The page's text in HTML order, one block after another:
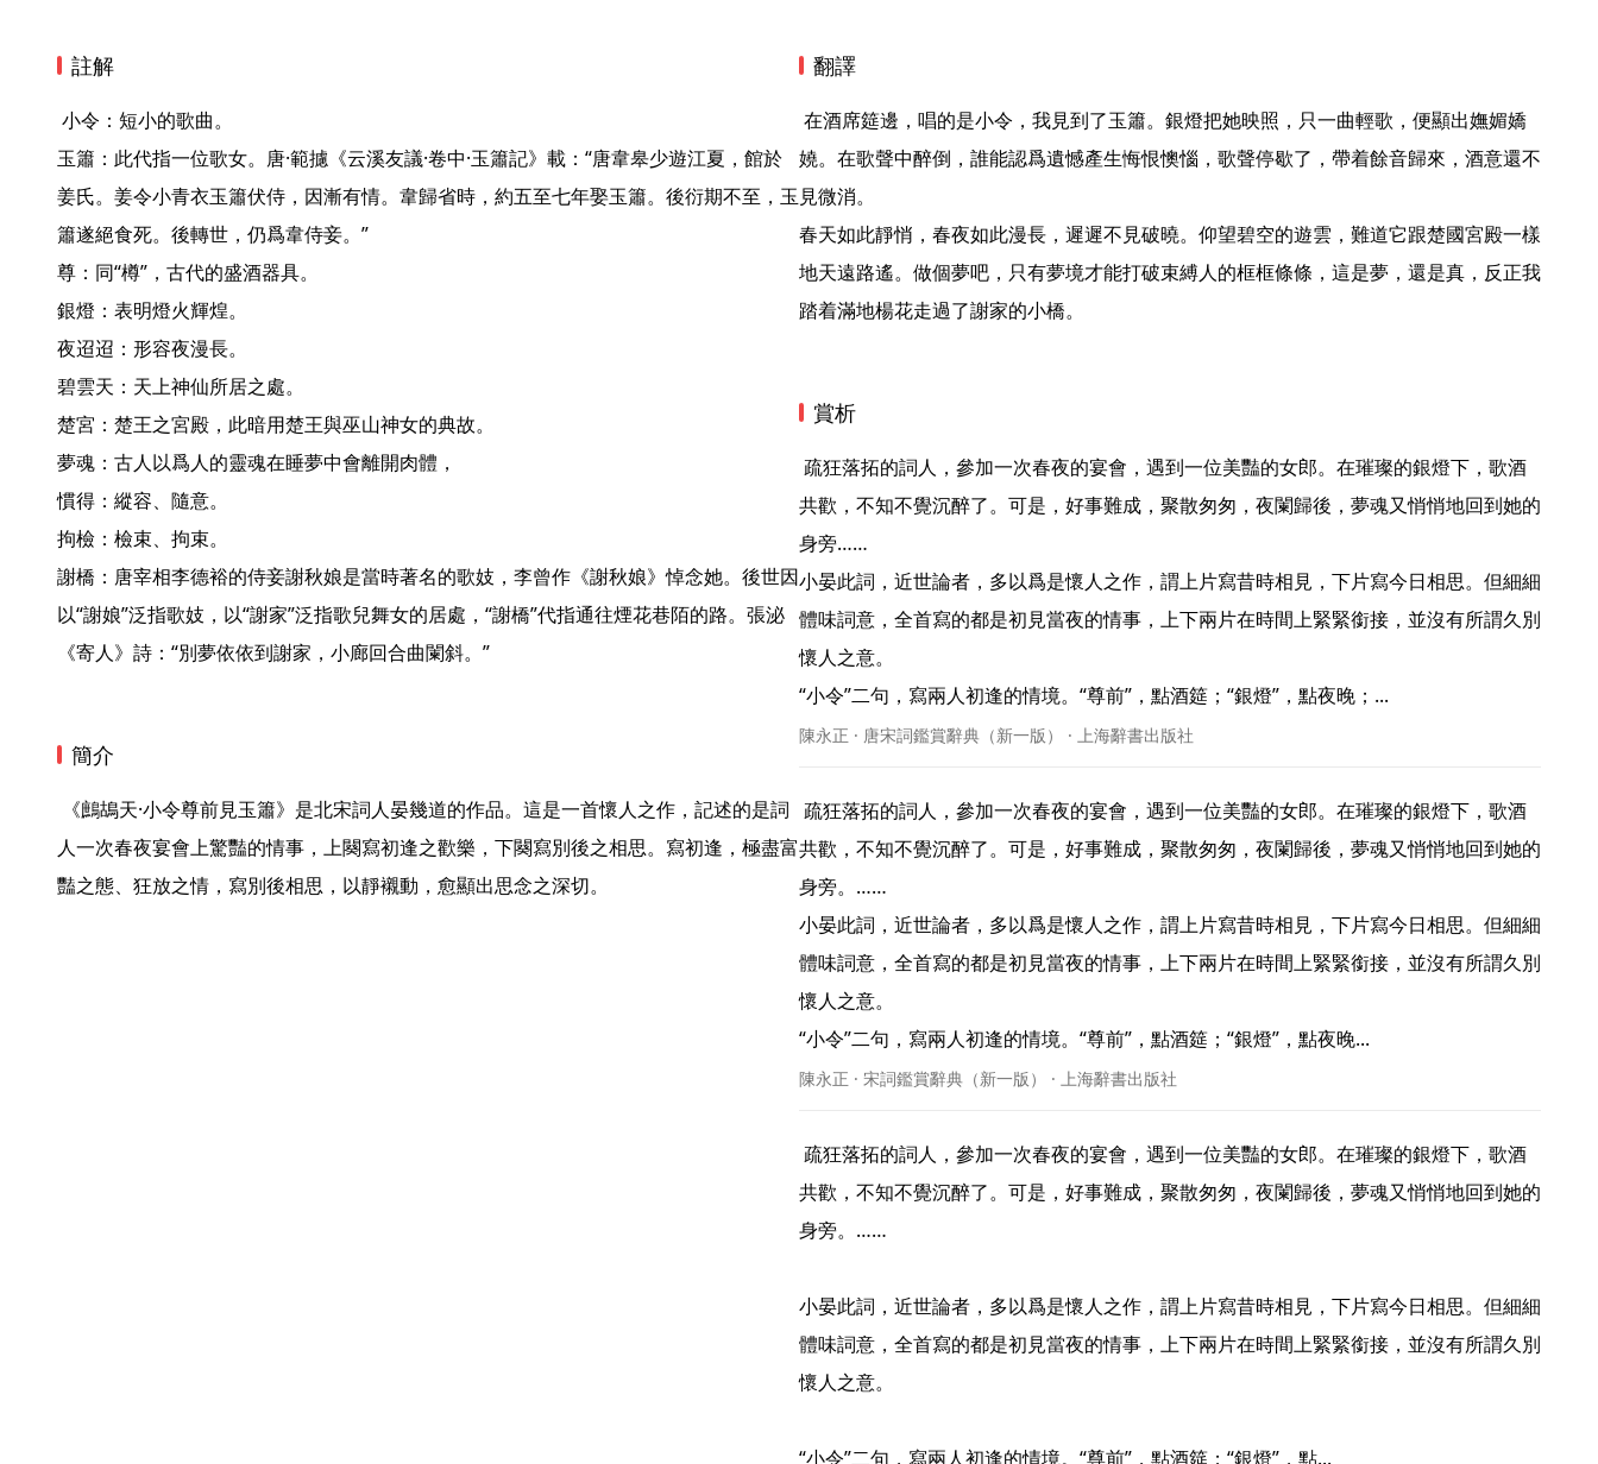
註解
玉簫：此代指一位歌女。唐·範攄《云溪友議·卷中·玉簫記》載：“唐韋皋少遊江夏，館於
姜氏。姜令小青衣玉簫伏侍，因漸有情。韋歸省時，約五至七年娶玉簫。後衍期不至，玉
簫遂絕食死。後轉世，仍爲韋侍妾。”
尊：同“樽”，古代的盛酒器具。
銀燈：表明燈火輝煌。
夜迢迢：形容夜漫長。
碧雲天：天上神仙所居之處。
楚宮：楚王之宮殿，此暗用楚王與巫山神女的典故。
夢魂：古人以爲人的靈魂在睡夢中會離開肉體，
慣得：縱容、隨意。
拘檢：檢束、拘束。
謝橋：唐宰相李德裕的侍妾謝秋娘是當時著名的歌妓，李曾作《謝秋娘》悼念她。後世因
以“謝娘”泛指歌妓，以“謝家”泛指歌兒舞女的居處，“謝橋”代指通往煙花巷陌的路。張泌
《寄人》詩：“別夢依依到謝家，小廊回合曲闌斜。”
簡介
人一次春夜宴會上驚豔的情事，上闋寫初逢之歡樂，下闋寫別後之相思。寫初逢，極盡富
豔之態、狂放之情，寫別後相思，以靜襯動，愈顯出思念之深切。
翻譯
嬈。在歌聲中醉倒，誰能認爲遺憾產生悔恨懊惱，歌聲停歇了，帶着餘音歸來，酒意還不
見微消。
春天如此靜悄，春夜如此漫長，遲遲不見破曉。仰望碧空的遊雲，難道它跟楚國宮殿一樣
地天遠路遙。做個夢吧，只有夢境才能打破束縛人的框框條條，這是夢，還是真，反正我
踏着滿地楊花走過了謝家的小橋。
賞析
共歡，不知不覺沉醉了。可是，好事難成，聚散匆匆，夜闌歸後，夢魂又悄悄地回到她的
身旁……
小晏此詞，近世論者，多以爲是懷人之作，謂上片寫昔時相見，下片寫今日相思。但細細
體味詞意，全首寫的都是初見當夜的情事，上下兩片在時間上緊緊銜接，並沒有所謂久別
懷人之意。
“小令”二句，寫兩人初逢的情境。“尊前”，點酒筵；“銀燈”，點夜晚；...
陳永正 · 唐宋詞鑑賞辭典（新一版） · 上海辭書出版社
共歡，不知不覺沉醉了。可是，好事難成，聚散匆匆，夜闌歸後，夢魂又悄悄地回到她的
身旁。……
小晏此詞，近世論者，多以爲是懷人之作，謂上片寫昔時相見，下片寫今日相思。但細細
體味詞意，全首寫的都是初見當夜的情事，上下兩片在時間上緊緊銜接，並沒有所謂久別
懷人之意。
“小令”二句，寫兩人初逢的情境。“尊前”，點酒筵；“銀燈”，點夜晚...
陳永正 · 宋詞鑑賞辭典（新一版） · 上海辭書出版社
共歡，不知不覺沉醉了。可是，好事難成，聚散匆匆，夜闌歸後，夢魂又悄悄地回到她的
身旁。……
小晏此詞，近世論者，多以爲是懷人之作，謂上片寫昔時相見，下片寫今日相思。但細細
體味詞意，全首寫的都是初見當夜的情事，上下兩片在時間上緊緊銜接，並沒有所謂久別
懷人之意。
“小令”二句，寫兩人初逢的情境。“尊前”，點酒筵；“銀燈”，點...